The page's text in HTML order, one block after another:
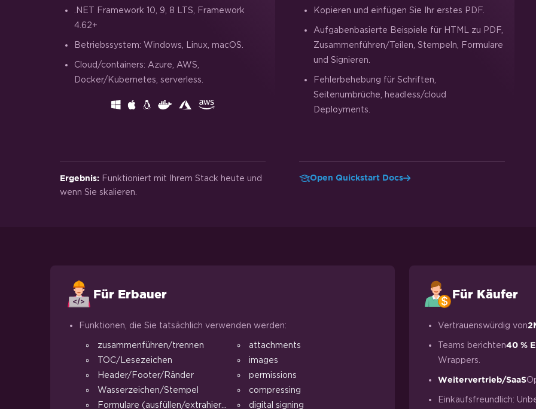
.NET Framework 10, 9, 8 LTS, Framework
4.62+
Betriebssystem: Windows, Linux, macOS.
Cloud/containers: Azure, AWS,
Docker/Kubernetes, serverless.
Ergebnis: Funktioniert mit Ihrem Stack heute und
wenn Sie skalieren.
Kopieren und einfügen Sie Ihr erstes PDF.
Aufgabenbasierte Beispiele für HTML zu PDF,
Zusammenführen/Teilen, Stempeln, Formulare
und Signieren.
Fehlerbehebung für Schriften,
Seitenumbrüche, headless/cloud
Deployments.
Open Quickstart Docs
Für Erbauer
Funktionen, die Sie tatsächlich verwenden werden:
zusammenführen/trennen
TOC/Lesezeichen
Header/Footer/Ränder
Wasserzeichen/Stempel
Formulare (ausfüllen/extrahieren)
attachments
images
permissions
compressing
digital signing
Für Käufer
Vertrauenswürdig von
Teams berichten40 %
Wrappers.
Weitervertrieb/SaaS
Einkaufsfreundlich: